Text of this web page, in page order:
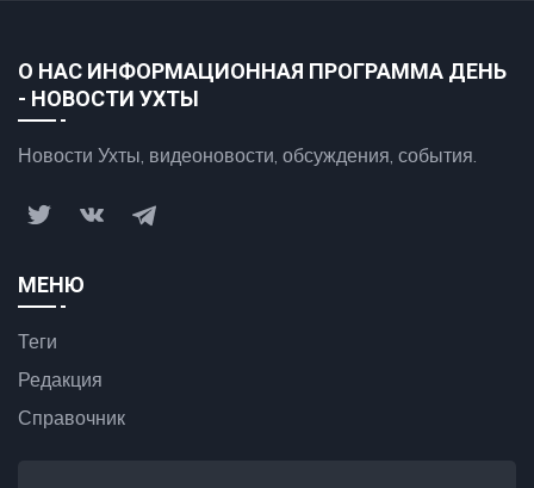
О НАС ИНФОРМАЦИОННАЯ ПРОГРАММА ДЕНЬ
- НОВОСТИ УХТЫ
Новости Ухты, видеоновости, обсуждения, события.
МЕНЮ
Теги
Редакция
Справочник